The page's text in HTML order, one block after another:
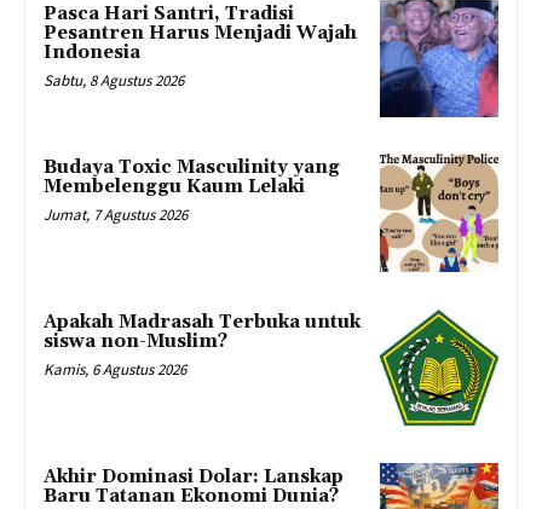
Pasca Hari Santri, Tradisi
Pesantren Harus Menjadi Wajah
Indonesia
Sabtu, 8 Agustus 2026
Budaya Toxic Masculinity yang
Membelenggu Kaum Lelaki
Jumat, 7 Agustus 2026
Apakah Madrasah Terbuka untuk
siswa non-Muslim?
Kamis, 6 Agustus 2026
Akhir Dominasi Dolar: Lanskap
Baru Tatanan Ekonomi Dunia?